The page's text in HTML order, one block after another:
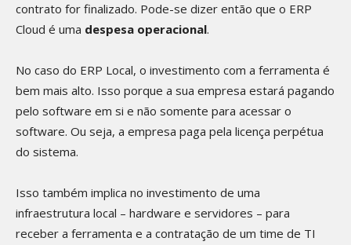
contrato for finalizado. Pode-se dizer então que o ERP
Cloud é uma despesa operacional.
No caso do ERP Local, o investimento com a ferramenta é
bem mais alto. Isso porque a sua empresa estará pagando
pelo software em si e não somente para acessar o
software. Ou seja, a empresa paga pela licença perpétua
do sistema.
Isso também implica no investimento de uma
infraestrutura local – hardware e servidores – para
receber a ferramenta e a contratação de um time de TI